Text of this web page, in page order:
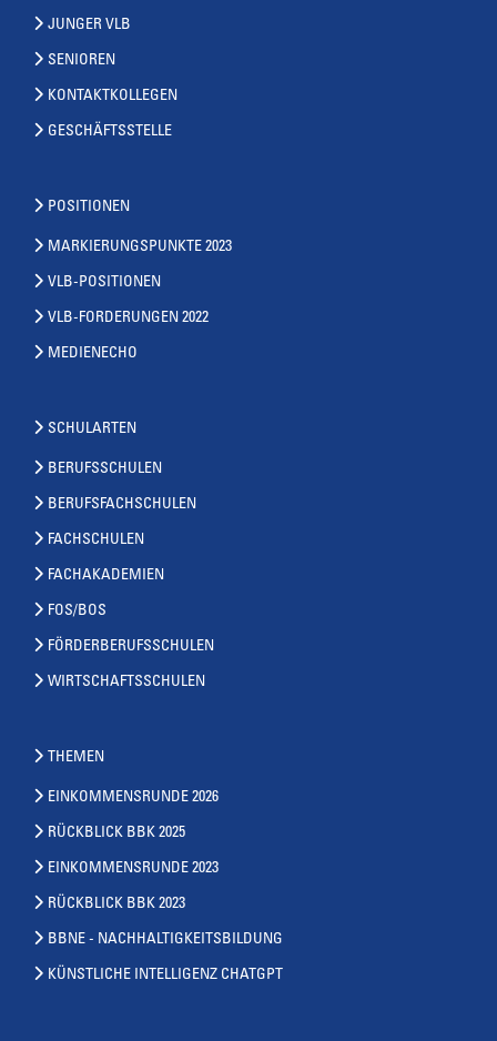
JUNGER VLB
SENIOREN
KONTAKTKOLLEGEN
GESCHÄFTSSTELLE
POSITIONEN
MARKIERUNGSPUNKTE 2023
VLB-POSITIONEN
VLB-FORDERUNGEN 2022
MEDIENECHO
SCHULARTEN
BERUFSSCHULEN
BERUFSFACHSCHULEN
FACHSCHULEN
FACHAKADEMIEN
FOS/BOS
FÖRDERBERUFSSCHULEN
WIRTSCHAFTSSCHULEN
THEMEN
EINKOMMENSRUNDE 2026
RÜCKBLICK BBK 2025
EINKOMMENSRUNDE 2023
RÜCKBLICK BBK 2023
BBNE - NACHHALTIGKEITSBILDUNG
KÜNSTLICHE INTELLIGENZ CHATGPT